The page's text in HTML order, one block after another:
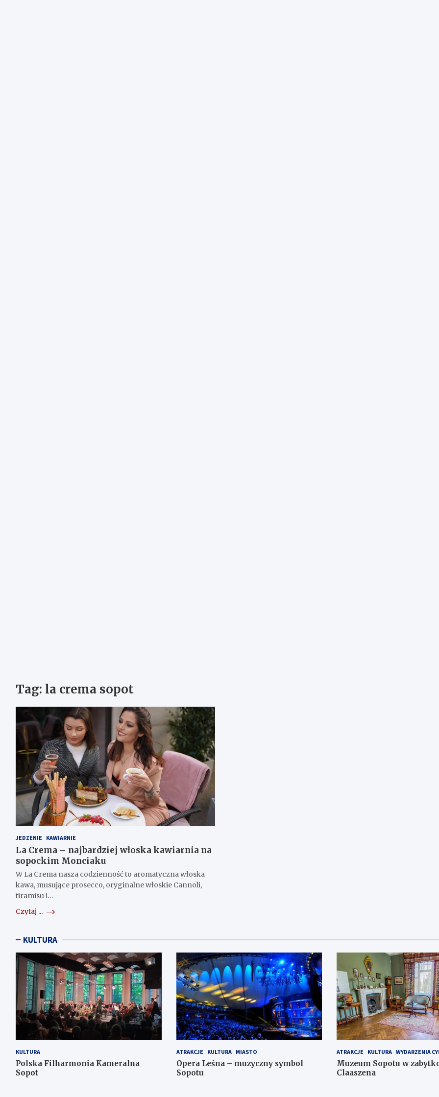
Tag: la crema sopot
JEDZENIE KAWIARNIE
La Crema – najbardziej włoska kawiarnia na
sopockim Monciaku
W La Crema nasza codzienność to aromatyczna włoska
kawa, musujące prosecco, oryginalne włoskie Cannoli,
tiramisu i…
Czytaj ...
KULTURA
KULTURA
Polska Filharmonia Kameralna
Sopot
ATRAKCJE KULTURA MIASTO
Opera Leśna – muzyczny symbol
Sopotu
ATRAKCJE KULTURA WYDARZENIA
Muzeum Sopotu w
Claaszena